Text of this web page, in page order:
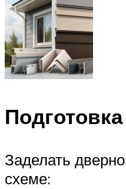
Подготовка
Заделать
схеме: